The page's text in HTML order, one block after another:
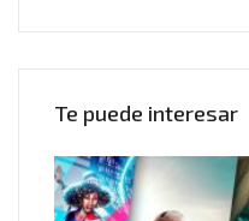
Te puede interesar